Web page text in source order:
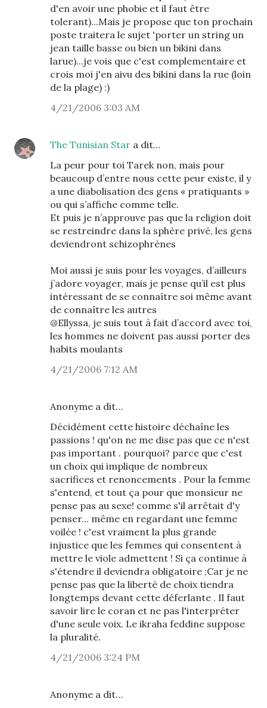
d'en avoir une phobie et il faut être
tolerant)...Mais je propose que ton prochain
poste traitera le sujet 'porter un string un
jean taille basse ou bien un bikini dans
larue)...je vois que c'est complementaire et
crois moi j'en aivu des bikini dans la rue (loin
de la plage) :)
4/21/2006 3:03 AM
The Tunisian Star a dit…
La peur pour toi Tarek non, mais pour
beaucoup d’entre nous cette peur existe, il y
a une diabolisation des gens « pratiquants »
ou qui s’affiche comme telle.
Et puis je n’approuve pas que la religion doit
se restreindre dans la sphère privé, les gens
deviendront schizophrènes
Moi aussi je suis pour les voyages, d’ailleurs
j’adore voyager, mais je pense qu’il est plus
intéressant de se connaître soi même avant
de connaître les autres
@Ellyssa, je suis tout à fait d’accord avec toi,
les hommes ne doivent pas aussi porter des
habits moulants
4/21/2006 7:12 AM
Anonyme a dit…
Décidément cette histoire déchaîne les
passions ! qu'on ne me dise pas que ce n'est
pas important . pourquoi? parce que c'est
un choix qui implique de nombreux
sacrifices et renoncements . Pour la femme
s'entend, et tout ça pour que monsieur ne
pense pas au sexe! comme s'il arrêtait d'y
penser... même en regardant une femme
voilée ! c'est vraiment la plus grande
injustice que les femmes qui consentent à
mettre le viole admettent ! Si ça continue à
s'étendre il deviendra obligatoire ;Car je ne
pense pas que la liberté de choix tiendra
longtemps devant cette déferlante . Il faut
savoir lire le coran et ne pas l'interpréter
d'une seule voix. Le ikraha feddine suppose
la pluralité.
4/21/2006 3:24 PM
Anonyme a dit…